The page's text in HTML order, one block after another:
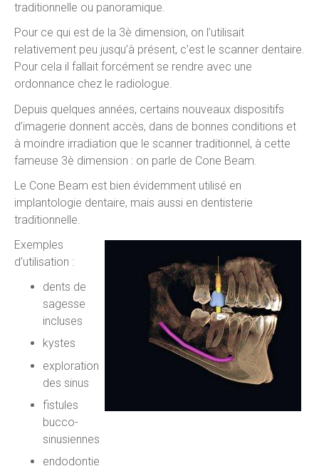
traditionnelle ou panoramique.
Pour ce qui est de la 3è dimension, on l’utilisait
relativement peu jusqu’à présent, c’est le scanner dentaire.
Pour cela il fallait forcément se rendre avec une
ordonnance chez le radiologue.
Depuis quelques années, certains nouveaux dispositifs
d’imagerie donnent accès, dans de bonnes conditions et
à moindre irradiation que le scanner traditionnel, à cette
fameuse 3è dimension : on parle de Cone Beam.
Le Cone Beam est bien évidemment utilisé en
implantologie dentaire, mais aussi en dentisterie
traditionnelle.
Exemples
d’utilisation :
dents de
sagesse
incluses
kystes
exploration
des sinus
fistules
bucco-
sinusiennes
endodontie